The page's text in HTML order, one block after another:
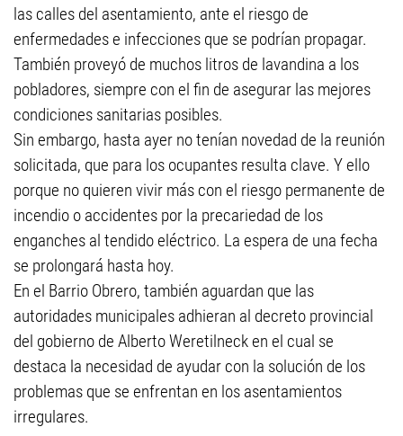
las calles del asentamiento, ante el riesgo de
enfermedades e infecciones que se podrían propagar.
También proveyó de muchos litros de lavandina a los
pobladores, siempre con el fin de asegurar las mejores
condiciones sanitarias posibles.
Sin embargo, hasta ayer no tenían novedad de la reunión
solicitada, que para los ocupantes resulta clave. Y ello
porque no quieren vivir más con el riesgo permanente de
incendio o accidentes por la precariedad de los
enganches al tendido eléctrico. La espera de una fecha
se prolongará hasta hoy.
En el Barrio Obrero, también aguardan que las
autoridades municipales adhieran al decreto provincial
del gobierno de Alberto Weretilneck en el cual se
destaca la necesidad de ayudar con la solución de los
problemas que se enfrentan en los asentamientos
irregulares.